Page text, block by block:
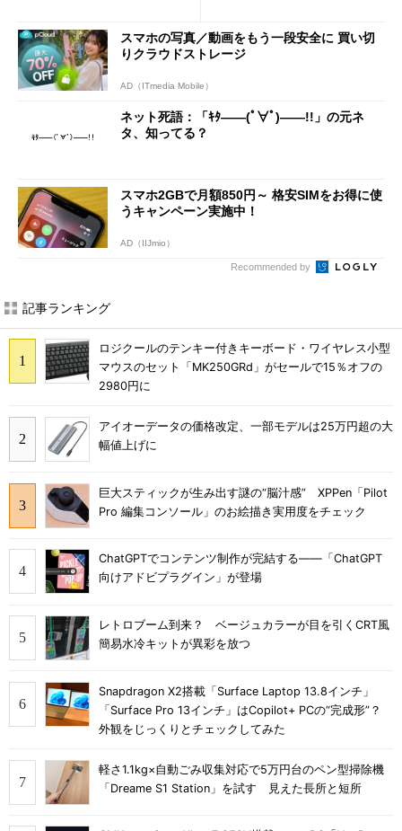
スマホの写真／動画をもう一段安全に 買い切
りクラウドストレージ
AD（ITmedia Mobile）
ネット死語：「ｷﾀ――(ﾟ∀ﾟ)――!!」の元ネ
タ、知ってる？
スマホ2GBで月額850円～ 格安SIMをお得に使
うキャンペーン実施中！
AD（IIJmio）
Recommended by
記事ランキング
ロジクールのテンキー付きキーボード・ワイヤレス小型
マウスのセット「MK250GRd」がセールで15％オフの
2980円に
アイオーデータの価格改定、一部モデルは25万円超の大
幅値上げに
巨大スティックが生み出す謎の“脳汁感” XPPen「Pilot
Pro 編集コンソール」のお絵描き実用度をチェック
ChatGPTでコンテンツ制作が完結する――「ChatGPT
向けアドビプラグイン」が登場
レトロブーム到来？ ベージュカラーが目を引くCRT風
簡易水冷キットが異彩を放つ
Snapdragon X2搭載「Surface Laptop 13.8インチ」
「Surface Pro 13インチ」はCopilot+ PCの“完成形”？
外観をじっくりとチェックしてみた
軽さ1.1kg×自動ごみ収集対応で5万円台のペン型掃除機
「Dreame S1 Station」を試す 見えた長所と短所